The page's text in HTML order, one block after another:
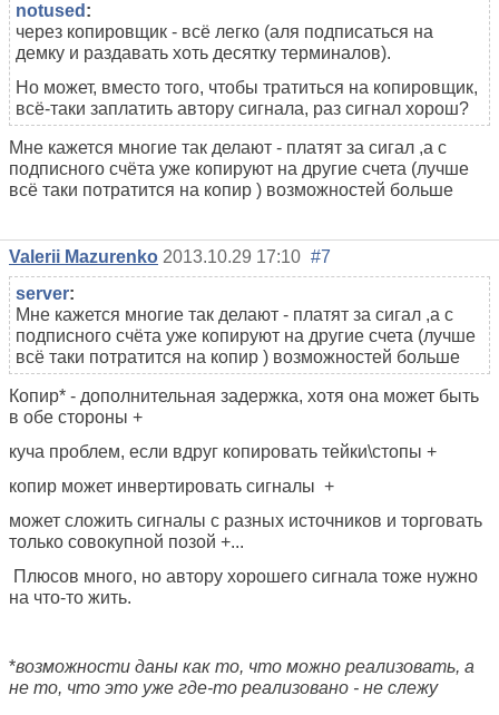
notused :
через копировщик - всё легко (аля подписаться на
демку и раздавать хоть десятку терминалов).
Но может, вместо того, чтобы тратиться на копировщик,
всё-таки заплатить автору сигнала, раз сигнал хорош?
Мне кажется многие так делают - платят за сигал ,а с
подписного счёта уже копируют на другие счета (лучше
всё таки потратится на копир ) возможностей больше
Valerii Mazurenko 2013.10.29 17:10 #7
server:
Мне кажется многие так делают - платят за сигал ,а с
подписного счёта уже копируют на другие счета (лучше
всё таки потратится на копир ) возможностей больше
Копир* - дополнительная задержка, хотя она может быть
в обе стороны +
куча проблем, если вдруг копировать тейки\стопы +
копир может инвертировать сигналы +
может сложить сигналы с разных источников и торговать
только совокупной позой +...
Плюсов много, но автору хорошего сигнала тоже нужно
на что-то жить.
*возможности даны как то, что можно реализовать, а
не то, что это уже где-то реализовано - не слежу